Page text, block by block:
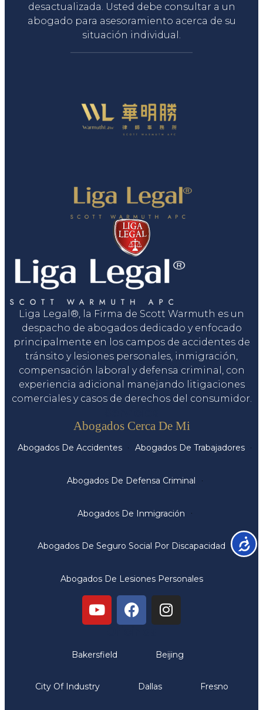
desactualizada. Usted debe consultar a un
abogado para asesoramiento acerca de su
situación individual.
Liga Legal®, la Firma de Scott Warmuth es un
despacho de abogados dedicado y enfocado
principalmente en los campos de accidentes de
tránsito y lesiones personales, inmigración,
compensación laboral y defensa criminal, con
experiencia adicional manejando litigaciones
comerciales y casos de derechos del consumidor.
Abogados Cerca De Mi
Abogados De Accidentes Abogados De Trabajadores
Abogados De Defensa Criminal
Abogados De Inmigración
Abogados De Seguro Social Por Discapacidad
Abogados De Lesiones Personales
Bakersfield Beijing
City Of Industry Dallas Fresno